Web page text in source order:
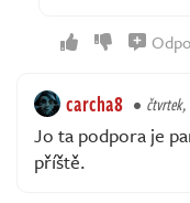
carcha8 čtvrtek,
Jo ta podpora je
příště.